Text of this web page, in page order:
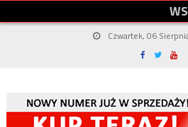
WS
Czwartek, 06